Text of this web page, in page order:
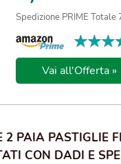
Spedizione PRIME Totale
Vai all'Offerta »
2 PAIA PASTIGLIE
CON DADI E